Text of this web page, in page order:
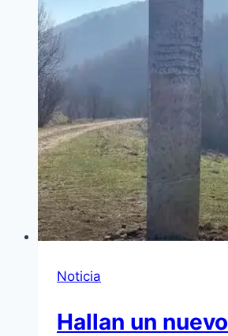
Noticia
Hallan un nuevo